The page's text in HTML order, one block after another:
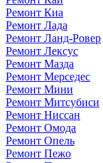
Ремонт Киа
Ремонт Лада
Ремонт Ланд-Ровер
Ремонт Лексус
Ремонт Мазда
Ремонт Мерседес
Ремонт Мини
Ремонт Митсубиси
Ремонт Ниссан
Ремонт Омода
Ремонт Опель
Ремонт Пежо